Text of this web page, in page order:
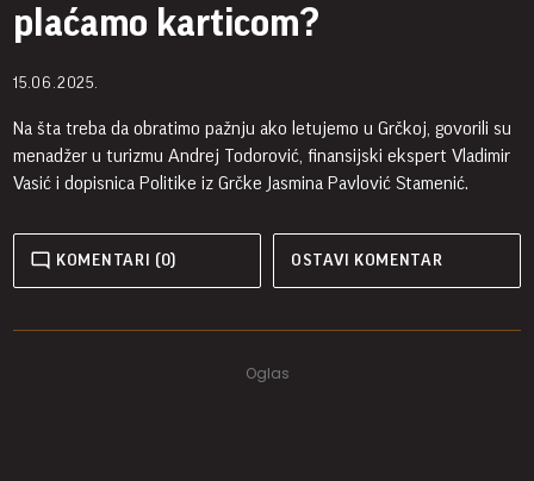
plaćamo karticom?
15.06.2025.
Na šta treba da obratimo pažnju ako letujemo u Grčkoj, govorili su
menadžer u turizmu Andrej Todorović, finansijski ekspert Vladimir
Vasić i dopisnica Politike iz Grčke Jasmina Pavlović Stamenić.
KOMENTARI (0) OSTAVI KOMENTAR